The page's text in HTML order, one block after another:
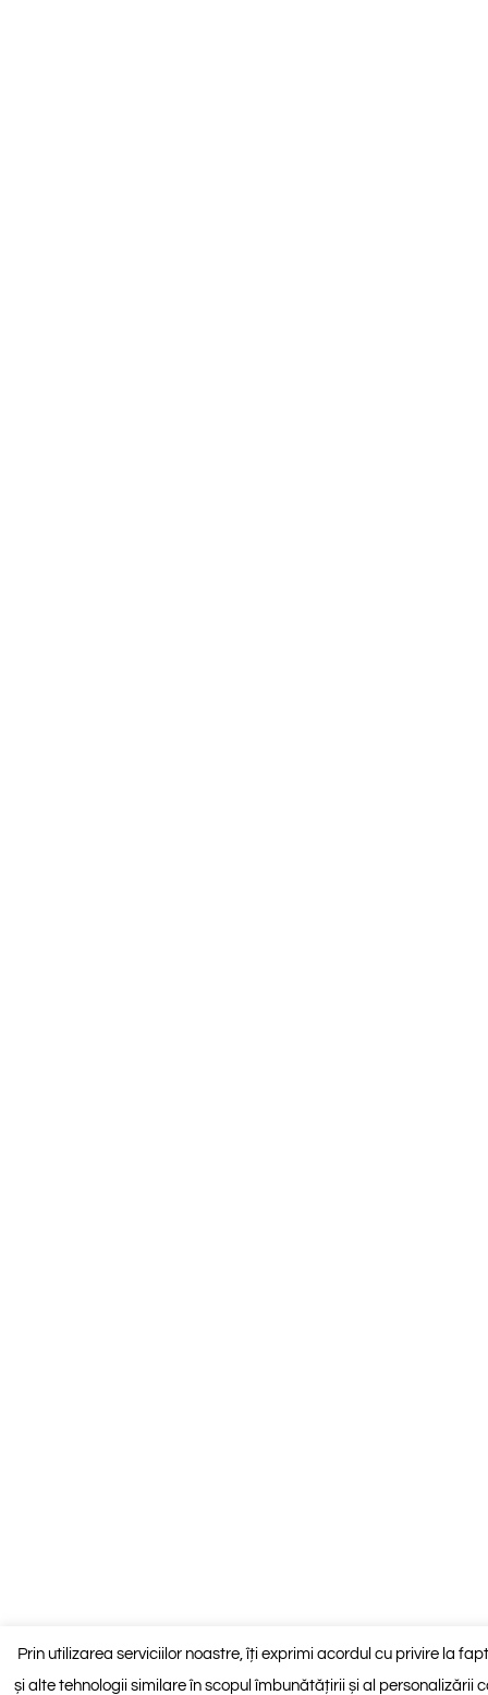
Prin utilizarea serviciilor noastre, îți exprimi acordul cu privire la
și alte tehnologii similare în scopul îmbunătățirii și al personalizării